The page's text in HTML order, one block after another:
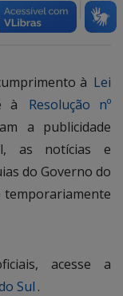
do Sul
à Lei
à
Resolução nº
a publicidade
as notícias e
do Governo do
temporariamente
acesse a
Sul .